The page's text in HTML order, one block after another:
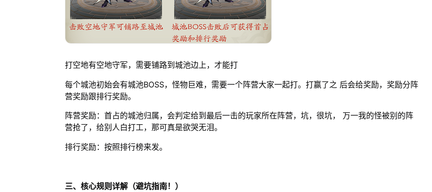
打空地有空地守军，需要铺路到城池边上，才能打
每个城池初始会有城池BOSS，怪物巨难，需要一个阵营大家一起打。打赢了之 后会给奖励，奖励分阵
营奖励跟排行奖励。
阵营奖励：首占的城池归属，会判定给到最后一击的玩家所在阵营，坑，很坑， 万一我的怪被别的阵
营抢了，给别人白打工，那可真是欲哭无泪。
排行奖励：按照排行榜来发。
三、核心规则详解（避坑指南！）